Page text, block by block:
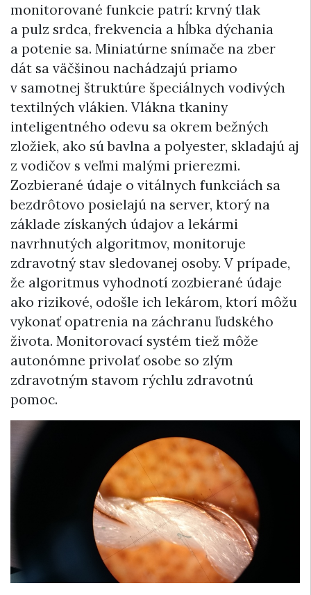
monitorované funkcie patrí: krvný tlak
a pulz srdca, frekvencia a hĺbka dýchania
a potenie sa. Miniatúrne snímače na zber
dát sa väčšinou nachádzajú priamo
v samotnej štruktúre špeciálnych vodivých
textilných vlákien. Vlákna tkaniny
inteligentného odevu sa okrem bežných
zložiek, ako sú bavlna a polyester, skladajú aj
z vodičov s veľmi malými prierezmi.
Zozbierané údaje o vitálnych funkciách sa
bezdrôtovo posielajú na server, ktorý na
základe získaných údajov a lekármi
navrhnutých algoritmov, monitoruje
zdravotný stav sledovanej osoby. V prípade,
že algoritmus vyhodnotí zozbierané údaje
ako rizikové, odošle ich lekárom, ktorí môžu
vykonať opatrenia na záchranu ľudského
života. Monitorovací systém tiež môže
autonómne privolať osobe so zlým
zdravotným stavom rýchlu zdravotnú
pomoc.